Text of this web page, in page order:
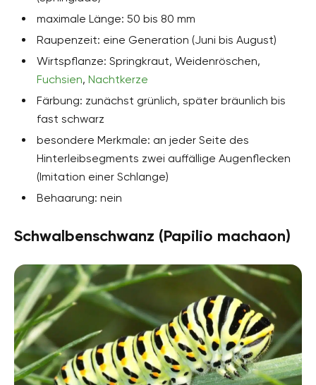
maximale Länge: 50 bis 80 mm
Raupenzeit: eine Generation (Juni bis August)
Wirtspflanze: Springkraut, Weidenröschen,
Fuchsien, Nachtkerze
Färbung: zunächst grünlich, später bräunlich bis
fast schwarz
besondere Merkmale: an jeder Seite des
Hinterleibsegments zwei auffällige Augenflecken
(Imitation einer Schlange)
Behaarung: nein
Schwalbenschwanz (Papilio machaon)